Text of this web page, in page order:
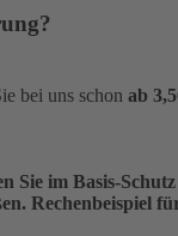
bei uns schon ab
Sie im Basis-Schutz
Rechenbeispiel